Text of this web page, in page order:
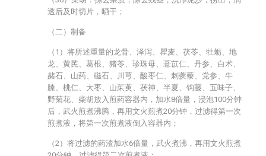
透后及时切片，晒干；
（二）制备
（1）将所述重量的龙骨、泽泻、瞿麦、茯苓、牡蛎、地
龙、黄芪、葛根、猪苓、珍珠母、薏苡仁、丹参、白术、
赭石、山药、磁石、川芎、酸枣仁、刺蒺藜、党参、牛
膝、桃仁、大枣、山茱萸、茯神、半夏、钩藤、五味子、
野菊花、柴胡放入煎药容器内，加水8倍量，浸泡100分钟
后，武火煎煮沸腾，再用文火煎煮20分钟，过滤得第一次
煎煮液，将第一次煎煮液倒入容器内；
（2）将过滤的药渣加水6倍量，武火煮沸，再用文火煎煮